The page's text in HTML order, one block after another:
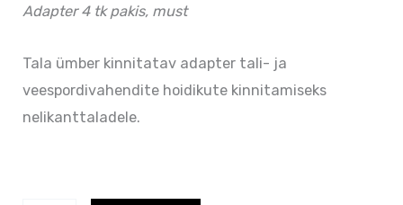
Adapter 4 tk pakis, must
Tala ümber kinnitatav adapter tali- ja
veespordivahendite hoidikute kinnitamiseks
nelikanttaladele.